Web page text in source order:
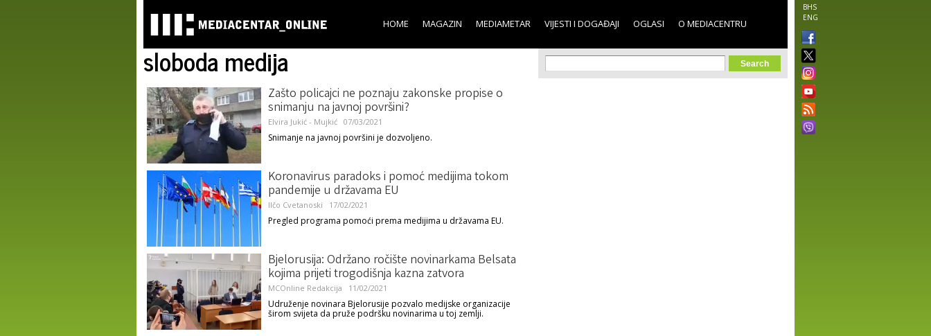
main
content
BHS
ENG
HOME MAGAZIN MEDIAMETAR VIJESTI I DOGAĐAJI OGLASI O MEDIACENTRU
sloboda medija
Zašto policajci ne poznaju zakonske propise o
snimanju na javnoj površini?
Elvira Jukić - Mujkić 07/03/2021
Snimanje na javnoj površini je dozvoljeno.
Koronavirus paradoks i pomoć medijima tokom
pandemije u državama EU
Ilčo Cvetanoski 17/02/2021
Pregled programa pomoći prema medijima u državama EU.
Bjelorusija: Održano ročište novinarkama Belsata
kojima prijeti trogodišnja kazna zatvora
MCOnline Redakcija 11/02/2021
Udruženje novinara Bjelorusije pozvalo medijske organizacije
širom svijeta da pruže podršku novinarima u toj zemlji.
Search form
Search